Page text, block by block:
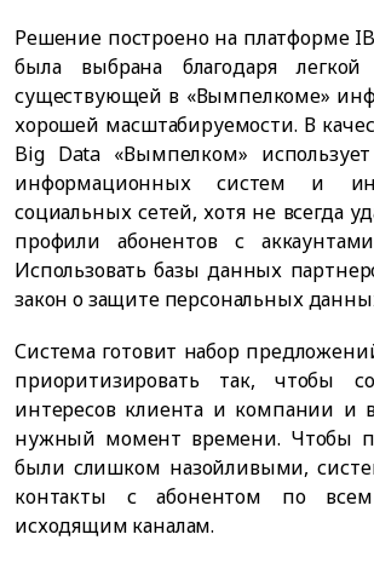
Решение построено на платформе
была выбрана благодаря
существующей в «Вымпелкоме»
хорошей масштабируемости. В
Big Data «Вымпелком»
информационных систем и
социальных сетей, хотя не всегда
профили абонентов с
Использовать базы данных
закон о защите персональных
Система готовит набор
приоритизировать так, чтобы
интересов клиента и компании и
нужный момент времени. Чтобы
были слишком назойливыми,
контакты с абонентом по
исходящим каналам.